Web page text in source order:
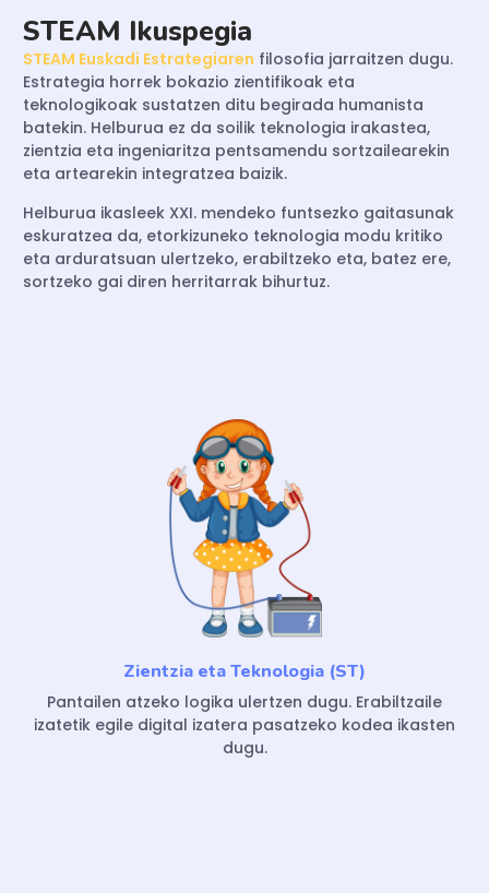
STEAM Ikuspegia
STEAM Euskadi Estrategiaren filosofia jarraitzen dugu.
Estrategia horrek bokazio zientifikoak eta
teknologikoak sustatzen ditu begirada humanista
batekin. Helburua ez da soilik teknologia irakastea,
zientzia eta ingeniaritza pentsamendu sortzailearekin
eta artearekin integratzea baizik.
Helburua ikasleek XXI. mendeko funtsezko gaitasunak
eskuratzea da, etorkizuneko teknologia modu kritiko
eta arduratsuan ulertzeko, erabiltzeko eta, batez ere,
sortzeko gai diren herritarrak bihurtuz.
Zientzia eta Teknologia (ST)
Pantailen atzeko logika ulertzen dugu. Erabiltzaile
izatetik egile digital izatera pasatzeko kodea ikasten
dugu.